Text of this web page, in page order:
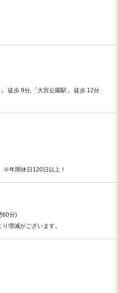
徒歩 9分,「大宮公園駅」 徒歩 12分
年間休日120日以上！
60分)
増減がございます。